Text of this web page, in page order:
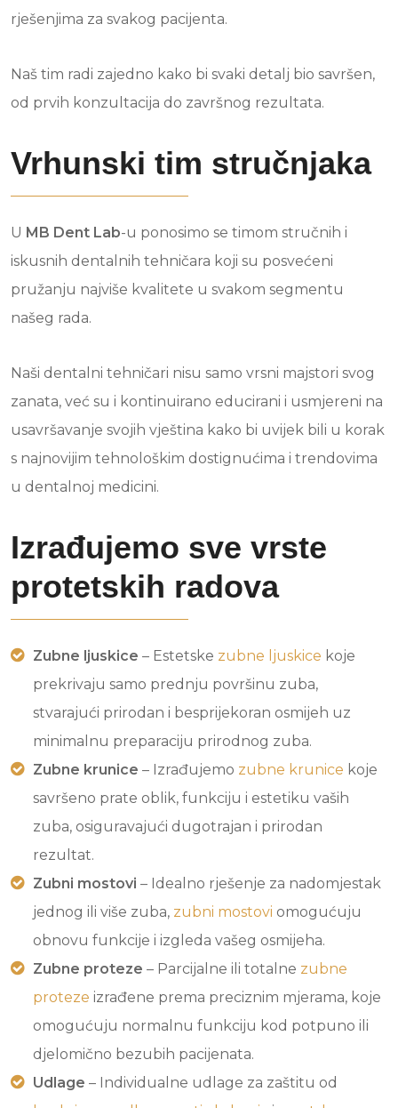
rješenjima za svakog pacijenta.
Naš tim radi zajedno kako bi svaki detalj bio savršen,
od prvih konzultacija do završnog rezultata.
Vrhunski tim stručnjaka
U MB Dent Lab-u ponosimo se timom stručnih i
iskusnih dentalnih tehničara koji su posvećeni
pružanju najviše kvalitete u svakom segmentu
našeg rada.
Naši dentalni tehničari nisu samo vrsni majstori svog
zanata, već su i kontinuirano educirani i usmjereni na
usavršavanje svojih vještina kako bi uvijek bili u korak
s najnovijim tehnološkim dostignućima i trendovima
u dentalnoj medicini.
Izrađujemo sve vrste
protetskih radova
Zubne ljuskice – Estetske zubne ljuskice koje
prekrivaju samo prednju površinu zuba,
stvarajući prirodan i besprijekoran osmijeh uz
minimalnu preparaciju prirodnog zuba.
Zubne krunice – Izrađujemo zubne krunice koje
savršeno prate oblik, funkciju i estetiku vaših
zuba, osiguravajući dugotrajan i prirodan
rezultat.
Zubni mostovi – Idealno rješenje za nadomjestak
jednog ili više zuba, zubni mostovi omogućuju
obnovu funkcije i izgleda vašeg osmijeha.
Zubne proteze – Parcijalne ili totalne zubne
proteze izrađene prema preciznim mjerama, koje
omogućuju normalnu funkciju kod potpuno ili
djelomično bezubih pacijenata.
Udlage – Individualne udlage za zaštitu od